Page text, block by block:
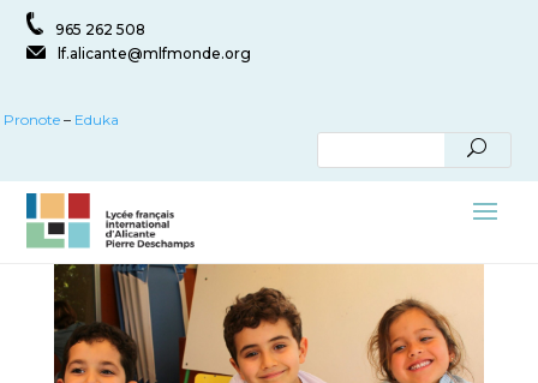
965 262 508
lf.alicante@mlfmonde.org
Pronote – Eduka